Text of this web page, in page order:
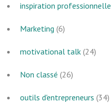
inspiration professionnelle
Marketing (6)
motivational talk (24)
Non classé (26)
outils d'entrepreneurs (34)